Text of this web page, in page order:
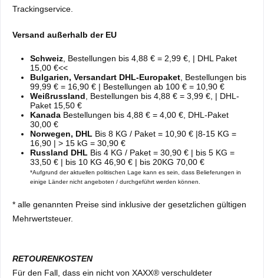
Trackingservice.
Versand außerhalb der EU
Schweiz , Bestellungen bis 4,88 € = 2,99 €, | DHL Paket
15,00 €<<
Bulgarien, Versandart DHL-Europaket , Bestellungen bis
99,99 € = 16,90 € | Bestellungen ab 100 € = 10,90 €
Weißrussland , Bestellungen bis 4,88 € = 3,99 €, | DHL-
Paket 15,50 €
Kanada Bestellungen bis 4,88 € = 4,00 €, DHL-Paket
30,00 €
Norwegen, DHL Bis 8 KG / Paket = 10,90 € |8-15 KG =
16,90 | > 15 kG = 30,90 €
Russland DHL Bis 4 KG / Paket = 30,90 € | bis 5 KG =
33,50 € | bis 10 KG 46,90 € | bis 20KG 70,00 €
*Aufgrund der aktuellen politischen Lage kann es sein, dass Belieferungen in
einige Länder nicht angeboten / durchgeführt werden können.
* alle genannten Preise sind inklusive der gesetzlichen gültigen
Mehrwertsteuer.
RETOURENKOSTEN
Für den Fall, dass ein nicht von XAXX® verschuldeter